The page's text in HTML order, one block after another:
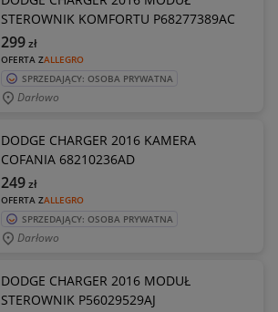
STEROWNIK KOMFORTU P68277389AC
OFERTA ZALLEGRO
299zł
SPRZEDAJĄCY: OSOBA PRYWATNA
Darłowo
DODGE CHARGER 2016 KAMERA
COFANIA 68210236AD
OFERTA ZALLEGRO
249zł
SPRZEDAJĄCY: OSOBA PRYWATNA
Darłowo
DODGE CHARGER 2016 MODUŁ
STEROWNIK P56029529AJ